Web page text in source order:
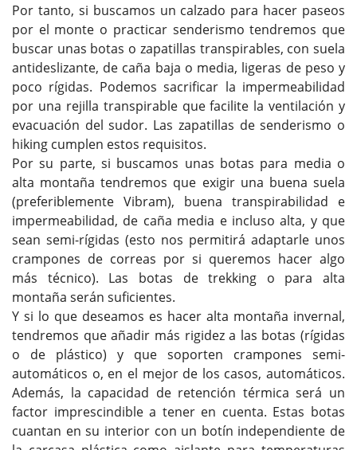
Por tanto, si buscamos un calzado para hacer paseos
por el monte o practicar senderismo tendremos que
buscar unas botas o zapatillas transpirables, con suela
antideslizante, de caña baja o media, ligeras de peso y
poco rígidas. Podemos sacrificar la impermeabilidad
por una rejilla transpirable que facilite la ventilación y
evacuación del sudor. Las zapatillas de senderismo o
hiking cumplen estos requisitos.
Por su parte, si buscamos unas botas para media o
alta montaña tendremos que exigir una buena suela
(preferiblemente Vibram), buena transpirabilidad e
impermeabilidad, de caña media e incluso alta, y que
sean semi-rígidas (esto nos permitirá adaptarle unos
crampones de correas por si queremos hacer algo
más técnico). Las botas de trekking o para alta
montaña serán suficientes.
Y si lo que deseamos es hacer alta montaña invernal,
tendremos que añadir más rigidez a las botas (rígidas
o de plástico) y que soporten crampones semi-
automáticos o, en el mejor de los casos, automáticos.
Además, la capacidad de retención térmica será un
factor imprescindible a tener en cuenta. Estas botas
cuantan en su interior con un botín independiente de